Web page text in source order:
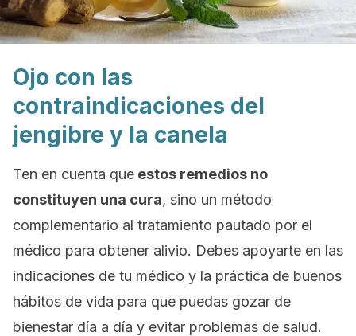
Ojo con las
contraindicaciones del
jengibre y la canela
Ten en cuenta que estos remedios no
constituyen una cura, sino un método
complementario al tratamiento pautado por el
médico para obtener alivio. Debes apoyarte en las
indicaciones de tu médico y la práctica de buenos
hábitos de vida para que puedas gozar de
bienestar día a día y evitar problemas de salud.